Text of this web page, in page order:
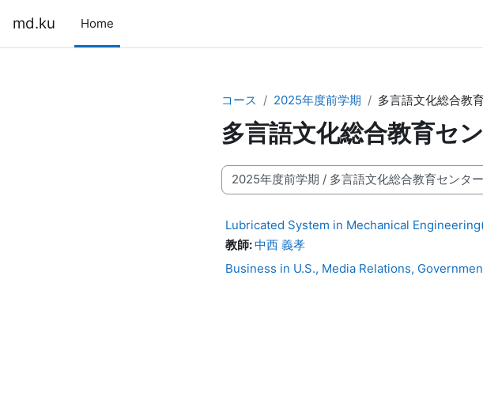
md.ku Home
コース 2025年度前学期 多言語文化総合教
多言語文化総合教育セ
コースカテゴリ
Lubricated System in Mechanical
教師:中西 義孝
Business in U.S., Media Relations,